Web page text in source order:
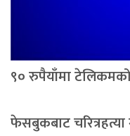
९० रुपैयाँमा
फेसबुकबाट चरित्रहत्या